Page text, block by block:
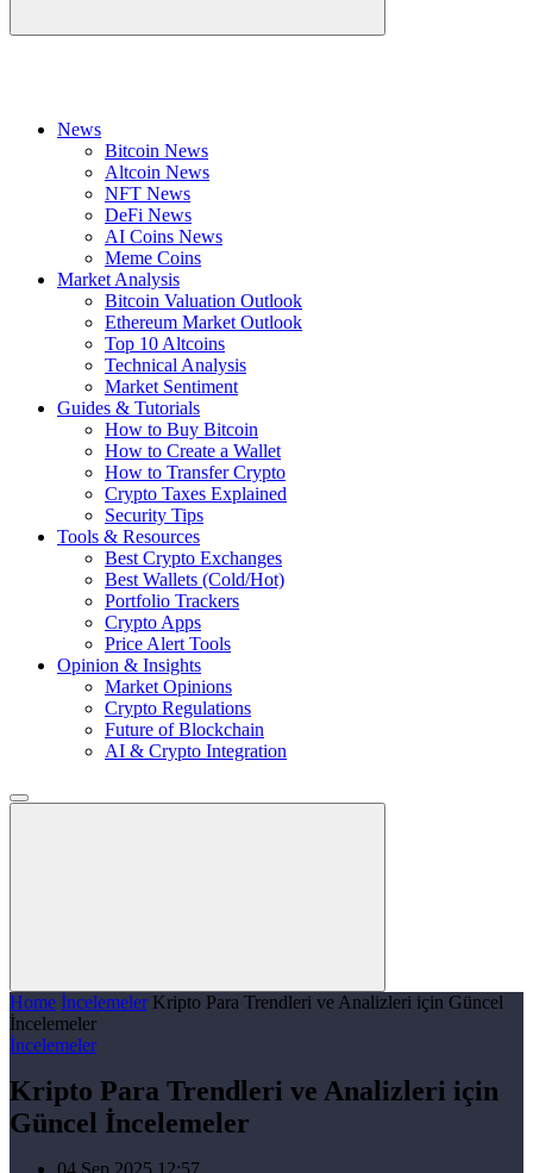
News
Bitcoin News
Altcoin News
NFT News
DeFi News
AI Coins News
Meme Coins
Market Analysis
Bitcoin Valuation Outlook
Ethereum Market Outlook
Top 10 Altcoins
Technical Analysis
Market Sentiment
Guides & Tutorials
How to Buy Bitcoin
How to Create a Wallet
How to Transfer Crypto
Crypto Taxes Explained
Security Tips
Tools & Resources
Best Crypto Exchanges
Best Wallets (Cold/Hot)
Portfolio Trackers
Crypto Apps
Price Alert Tools
Opinion & Insights
Market Opinions
Crypto Regulations
Future of Blockchain
AI & Crypto Integration
Home İncelemeler Kripto Para Trendleri ve Analizleri için Güncel
İncelemeler
İncelemeler
Kripto Para Trendleri ve Analizleri için
Güncel İncelemeler